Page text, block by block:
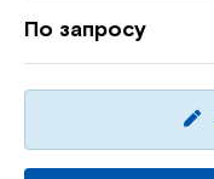
По запросу